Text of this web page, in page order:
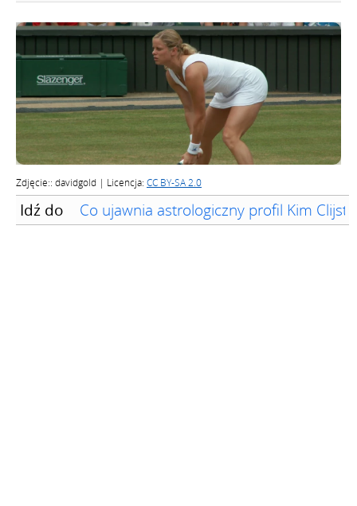
Zdjęcie:: davidgold | Licencja: CC BY-SA 2.0
Idź do Co ujawnia astrologiczny profil Kim